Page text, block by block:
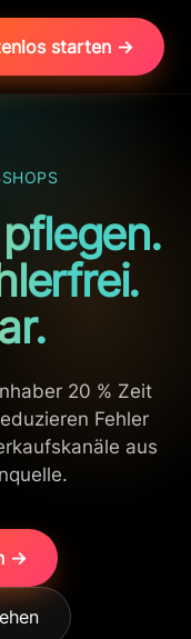
starten →
20 % Zeit
Fehler
aus
→